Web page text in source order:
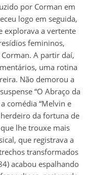
por Corman em
logo em seguida,
explorava a vertente
femininos,
A partir daí,
uma rotina
Não demorou a
“O Abraço da
comédia “Melvin e
da fortuna de
lhe trouxe mais
que registrava a
transformados
acabou espalhando